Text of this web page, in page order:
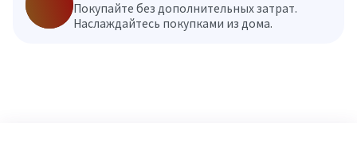
Покупайте без дополнительных затрат.
Наслаждайтесь покупками из дома.